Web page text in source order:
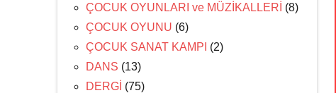
ÇOCUK OYUNLARI ve MÜZİKALLERİ (8)
ÇOCUK OYUNU (6)
ÇOCUK SANAT KAMPI (2)
DANS (13)
DERGİ (75)